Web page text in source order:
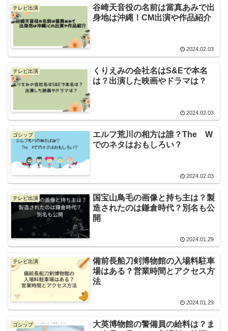
テレビ出演
谷崎天音役の名前は當真あみで出
身地は沖縄！CM出演や作品紹介
2024.02.03
テレビ出演
くりえみの会社名はS&Eで本名
は？出演した映画やドラマは？
2024.02.03
ゴシップ
エルフ荒川の相方は誰？The W
でのネタはおもしろい？
2024.02.03
テレビ出演
国宝山鳥毛の画像と持ち主は？製
造されたのは鎌倉時代？別名も公
開
2024.01.29
テレビ出演
備前長船刀剣博物館の入場料駐車
場はある？営業時間とアクセス方
法
2024.01.29
ゴシップ
大英博物館の警備員の給料は？ま